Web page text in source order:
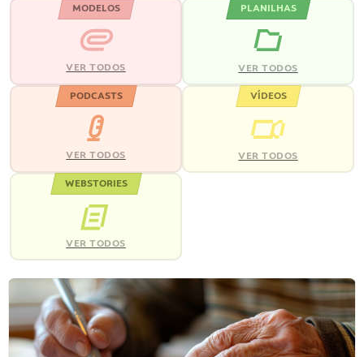
MODELOS
VER TODOS
PLANILHAS
VER TODOS
PODCASTS
VER TODOS
VÍDEOS
VER TODOS
WEBSTORIES
VER TODOS